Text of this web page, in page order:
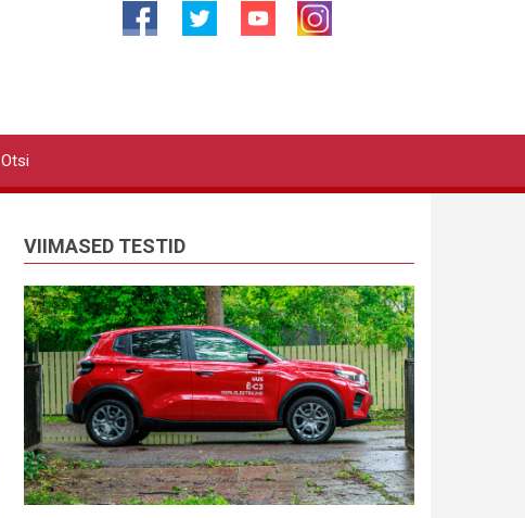
Otsi
VIIMASED TESTID